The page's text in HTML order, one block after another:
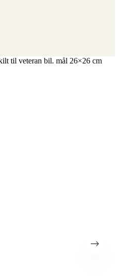
til veteran bil. mål 26×26 cm